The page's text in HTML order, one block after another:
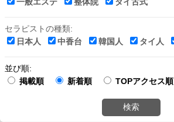
セラピストの種類:
日本人
中香台 韓国人 タイ人
並び順:
掲載順
新着順 TOPアクセス順
検索